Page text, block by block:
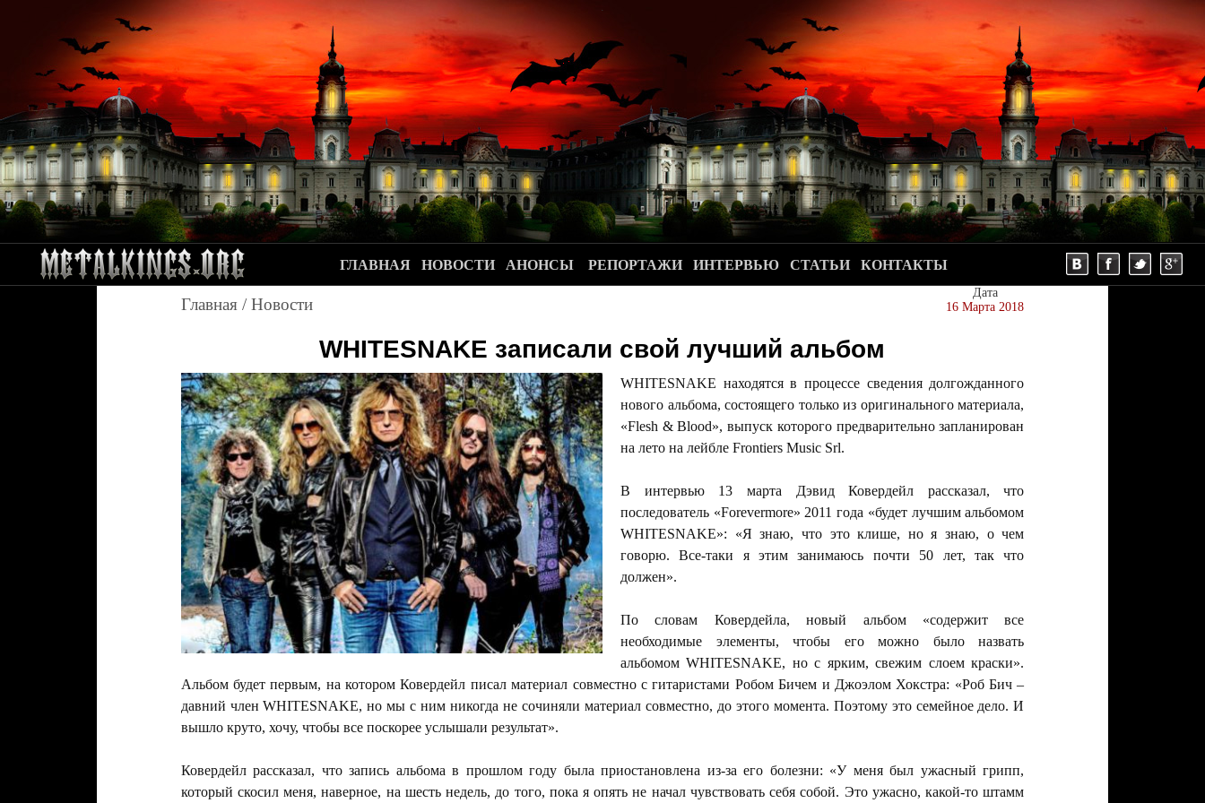
.
ГЛАВНАЯ НОВОСТИ АНОНСЫ РЕПОРТАЖИ ИНТЕРВЬЮ СТАТЬИ КОНТАКТЫ
Главная/ Новости
Дата
16 Марта 2018
WHITESNAKE записали свой лучший альбом
WHITESNAKE находятся в процессе сведения долгожданного
нового альбома, состоящего только из оригинального материала,
«Flesh & Blood», выпуск которого предварительно запланирован
на лето на лейбле Frontiers Music Srl.
В интервью 13 марта Дэвид Ковердейл рассказал, что
последователь «Forevermore» 2011 года «будет лучшим альбомом
WHITESNAKE»: «Я знаю, что это клише, но я знаю, о чем
говорю. Все-таки я этим занимаюсь почти 50 лет, так что
должен».
По словам Ковердейла, новый альбом «содержит все
необходимые элементы, чтобы его можно было назвать
альбомом WHITESNAKE, но с ярким, свежим слоем краски».
Альбом будет первым, на котором Ковердейл писал материал совместно с гитаристами Робом Бичем и Джоэлом Хокстра: «Роб Бич –
давний член WHITESNAKE, но мы с ним никогда не сочиняли материал совместно, до этого момента. Поэтому это семейное дело. И
вышло круто, хочу, чтобы все поскорее услышали результат».
Ковердейл рассказал, что запись альбома в прошлом году была приостановлена из-за его болезни: «У меня был ужасный грипп,
который скосил меня, наверное, на шесть недель, до того, пока я опять не начал чувствовать себя собой. Это ужасно, какой-то штамм